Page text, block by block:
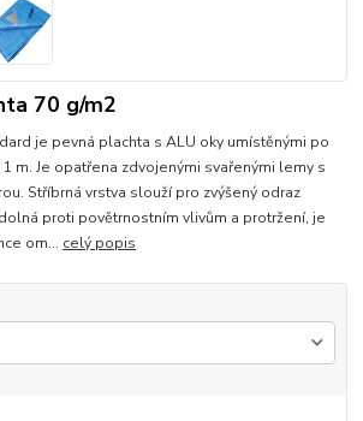
70 g/m2
je pevná plachta s ALU oky umístěnými po
m. Je opatřena zdvojenými svařenými lemy s
Stříbrná vrstva slouží pro zvýšený odraz
proti povětrnostním vlivům a protržení, je
om... celý popis